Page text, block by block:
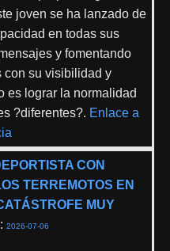
joven se ha lanzado de
en todas sus
y fomentando
con su visibilidad y
es lograr la normalidad
?diferentes?. Enlace a
CON
TERREMOTOS EN
MUY
: 2026-07-06